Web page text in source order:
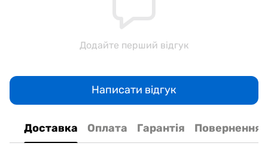
Додайте перший відгук
Написати відгук
Доставка Оплата Гарантія Повернення